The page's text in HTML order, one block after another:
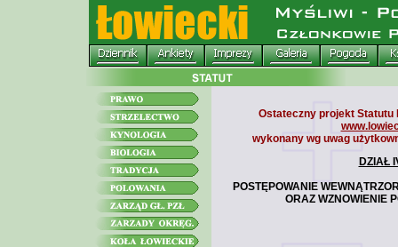
Ostateczny projekt Statutu
wykonany wg uwag
DZIAŁ
POSTĘPOWANIE
ORAZ WZNOWIENIE